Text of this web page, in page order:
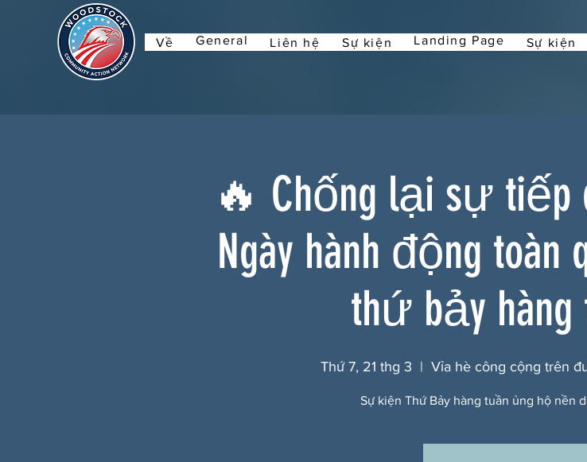
Về General Liên hệ Sự kiện Landing Page Sự kiện
🔥 Chống lại sự tiếp
Ngày hành động
thứ bảy
Thứ 7, 21 thg 3
  |
Vỉa hè công cộng trên
Sự kiện Thứ Bảy hàng tuần ủng hộ nền